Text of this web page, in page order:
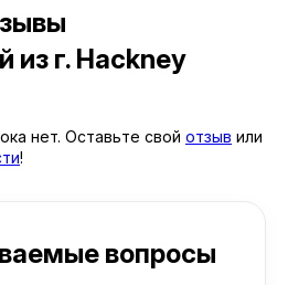
из г. Hackney
нет. Оставьте свой отзыв или
!
вопросы